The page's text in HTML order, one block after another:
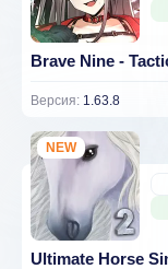
Версия: 1.63.8
NEW